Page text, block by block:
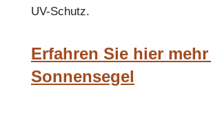
UV-Schutz.
Erfahren Sie hier
Sonnensegel